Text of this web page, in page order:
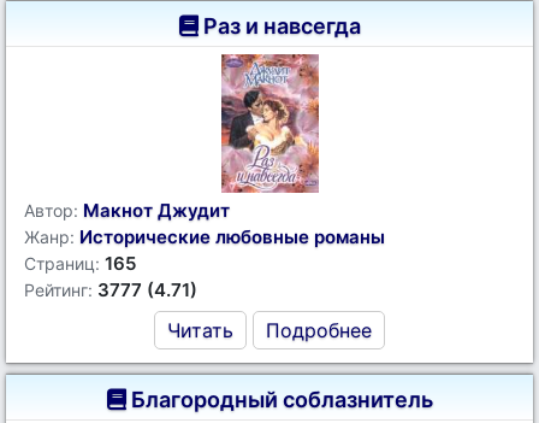
Раз и навсегда
Автор: Макнот Джудит
Жанр: Исторические любовные романы
Страниц: 165
Рейтинг: 3777 (4.71)
Читать Подробнее
Благородный соблазнитель